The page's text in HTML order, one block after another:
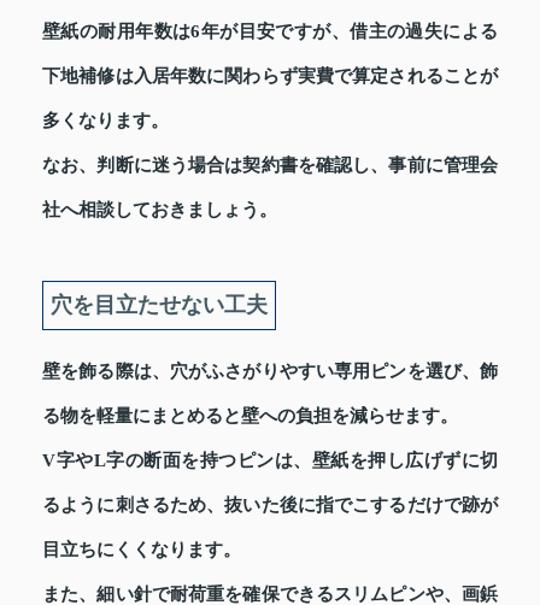
壁紙の耐用年数は6年が目安ですが、借主の過失による
下地補修は入居年数に関わらず実費で算定されることが
多くなります。
なお、判断に迷う場合は契約書を確認し、事前に管理会
社へ相談しておきましょう。
穴を目立たせない工夫
壁を飾る際は、穴がふさがりやすい専用ピンを選び、飾
る物を軽量にまとめると壁への負担を減らせます。
V字やL字の断面を持つピンは、壁紙を押し広げずに切
るように刺さるため、抜いた後に指でこするだけで跡が
目立ちにくくなります。
また、細い針で耐荷重を確保できるスリムピンや、画鋲